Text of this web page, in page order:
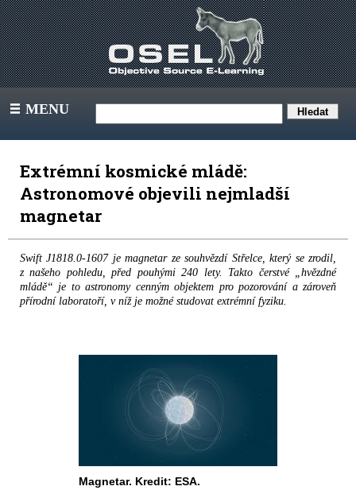
III MENU
Extrémní kosmické mládě:
Astronomové objevili nejmladší
magnetar
Swift J1818.0-1607 je magnetar ze souhvězdí Střelce, který se zrodil,
z našeho pohledu, před pouhými 240 lety. Takto čerstvé „hvězdné
mládě“ je to astronomy cenným objektem pro pozorování a zároveň
přírodní laboratoří, v níž je možné studovat extrémní fyziku.
Magnetar. Kredit: ESA.